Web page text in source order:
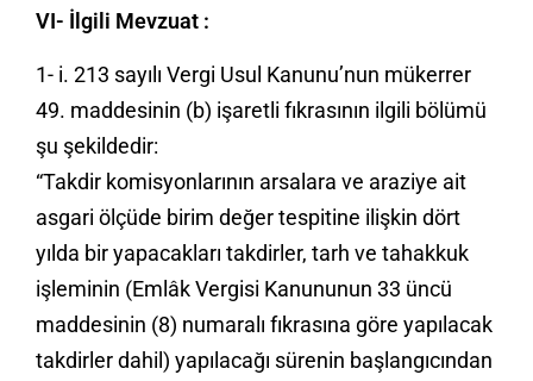
VI- İlgili Mevzuat :
1- i. 213 sayılı Vergi Usul Kanunu’nun mükerrer
49. maddesinin (b) işaretli fıkrasının ilgili bölümü
şu şekildedir:
“Takdir komisyonlarının arsalara ve araziye ait
asgari ölçüde birim değer tespitine ilişkin dört
yılda bir yapacakları takdirler, tarh ve tahakkuk
işleminin (Emlâk Vergisi Kanununun 33 üncü
maddesinin (8) numaralı fıkrasına göre yapılacak
takdirler dahil) yapılacağı sürenin başlangıcından